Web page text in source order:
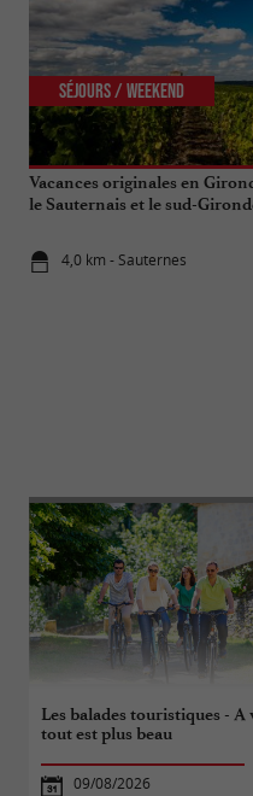
Vacances originales en
le Sauternais et le sud-
4,0 km - Sauternes
Séjours / Weekend
Les balades touristiques - A
tout est plus beau
09/08/2026